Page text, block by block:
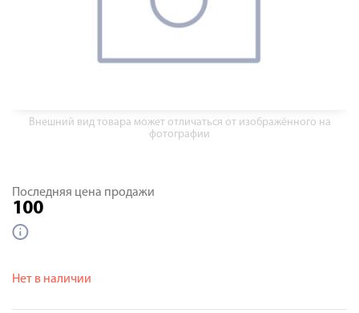
Внешний вид товара может отличаться от изображённого на
фотографии
Последняя цена продажи
100
Нет в наличии